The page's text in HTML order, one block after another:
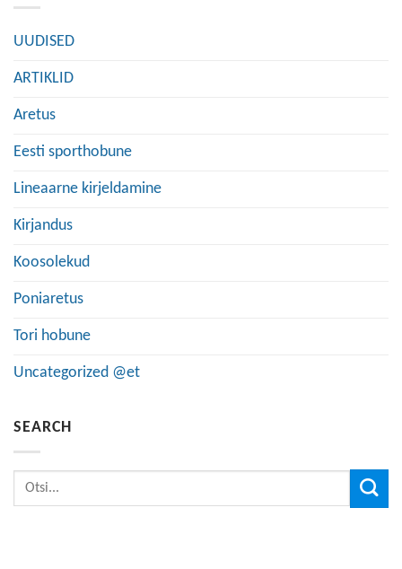
UUDISED
ARTIKLID
Aretus
Eesti sporthobune
Lineaarne kirjeldamine
Kirjandus
Koosolekud
Poniaretus
Tori hobune
Uncategorized @et
SEARCH